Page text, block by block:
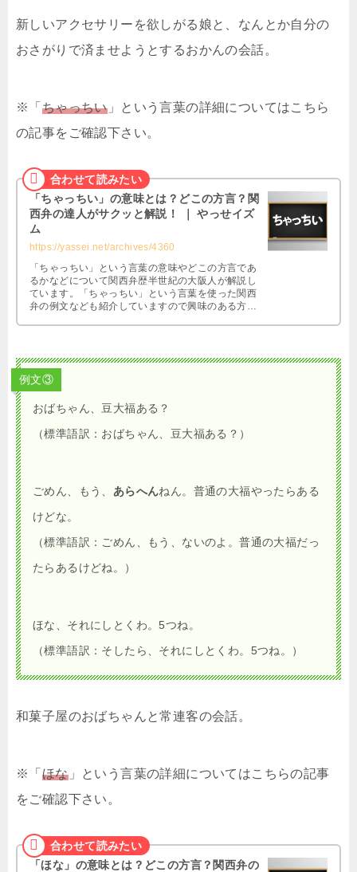
新しいアクセサリーを欲しがる娘と、なんとか自分の
おさがりで済ませようとするおかんの会話。
※「 ちゃっちい」という言葉の詳細についてはこちら
の記事をご確認下さい。
「ちゃっちい」の意味とは？どこの方言？関
西弁の達人がサクッと解説！ ｜ やっせイズ
ム
https://yassei.net/archives/4360
「ちゃっちい」という言葉の意味やどこの方言であ
るかなどについて関西弁歴半世紀の大阪人が解説し
ています。「ちゃっちい」という言葉を使った関西
弁の例文なども紹介していますので興味のある方は
例文③
おばちゃん、豆大福ある？
（標準語訳：おばちゃん、豆大福ある？）
ごめん、もう、 あらへんねん。普通の大福やったらある
けどな。
（標準語訳：ごめん、もう、ないのよ。普通の大福だっ
たらあるけどね。）
ほな、それにしとくわ。5つね。
（標準語訳：そしたら、それにしとくわ。5つね。）
和菓子屋のおばちゃんと常連客の会話。
※「 ほな」という言葉の詳細についてはこちらの記事
をご確認下さい。
「ほな」の意味とは？どこの方言？関西弁の